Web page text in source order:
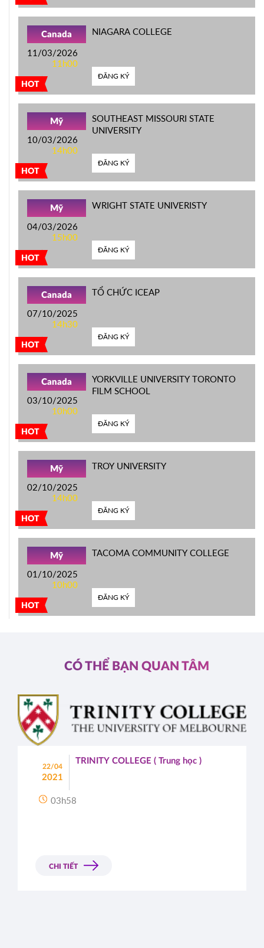
HOT
Canada
11/03/2026
11h00
NIAGARA COLLEGE
ĐĂNG KÝ
HOT
Mỹ
10/03/2026
14h00
SOUTHEAST MISSOURI STATE
UNIVERSITY
ĐĂNG KÝ
HOT
Mỹ
04/03/2026
15h00
WRIGHT STATE UNIVERISTY
ĐĂNG KÝ
HOT
Canada
07/10/2025
14h30
TỔ CHỨC ICEAP
ĐĂNG KÝ
HOT
Canada
03/10/2025
10h00
YORKVILLE UNIVERSITY TORONTO
FILM SCHOOL
ĐĂNG KÝ
HOT
Mỹ
02/10/2025
14h00
TROY UNIVERSITY
ĐĂNG KÝ
HOT
Mỹ
01/10/2025
10h00
TACOMA COMMUNITY COLLEGE
ĐĂNG KÝ
CÓ THỂ BẠN QUAN TÂM
22/04
2021
TRINITY COLLEGE ( Trung học )
03h58
CHI TIẾT